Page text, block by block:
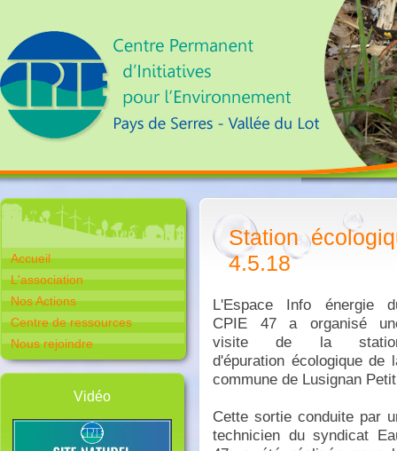
Accueil
L'association
Nos Actions
Centre de ressources
Nous rejoindre
Vidéo
Station
4.5.18
L'Espace Info énergie
CPIE 47 a organisé
visite de la
d'épuration écologique de
commune de Lusignan
Cette sortie conduite par
technicien du syndicat